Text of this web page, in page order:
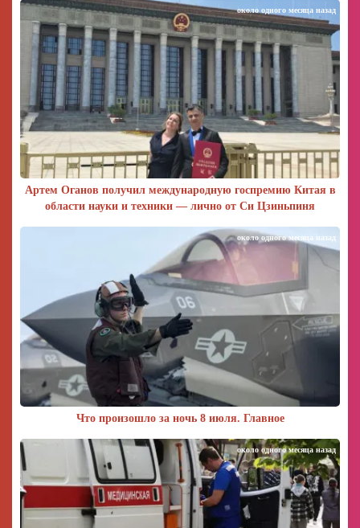
Артем Оганов получил международную госпремию Китая в
области науки и техники — лично от Си Цзиньпиня
около одного месяца назад
Что произошло за ночь 8 июля. Главное
около одного месяца назад
около одного месяца назад